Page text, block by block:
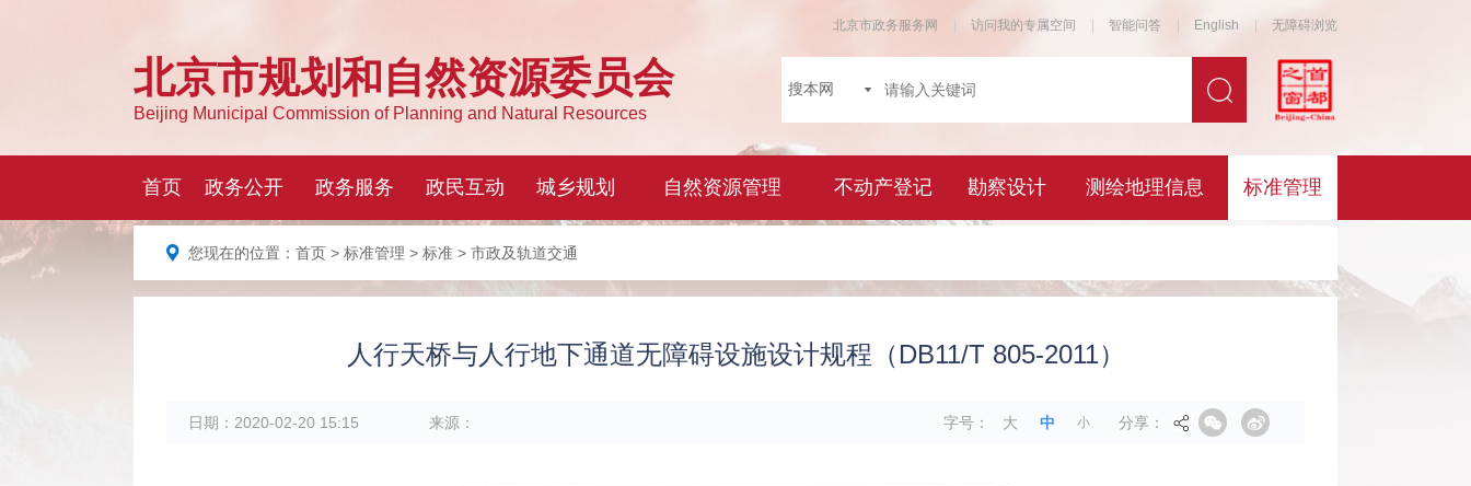
您现在的位置： 首页 > 标准管理 > 标准 > 市政及轨道交通
人行天桥与人行地下通道无障碍设施设计规程（DB11/T 805-2011）
日期： 2020-02-20 15:15 来源： 字号： 大 中 小 分享：